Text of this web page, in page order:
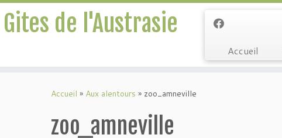
Gites de l'Austrasie
Accueil
Accueil » Aux alentours » zoo_amneville
zoo_amneville